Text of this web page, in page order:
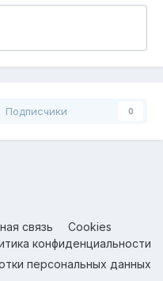
Подписчики 0
связь
Cookies
конфиденциальности
персональных данных